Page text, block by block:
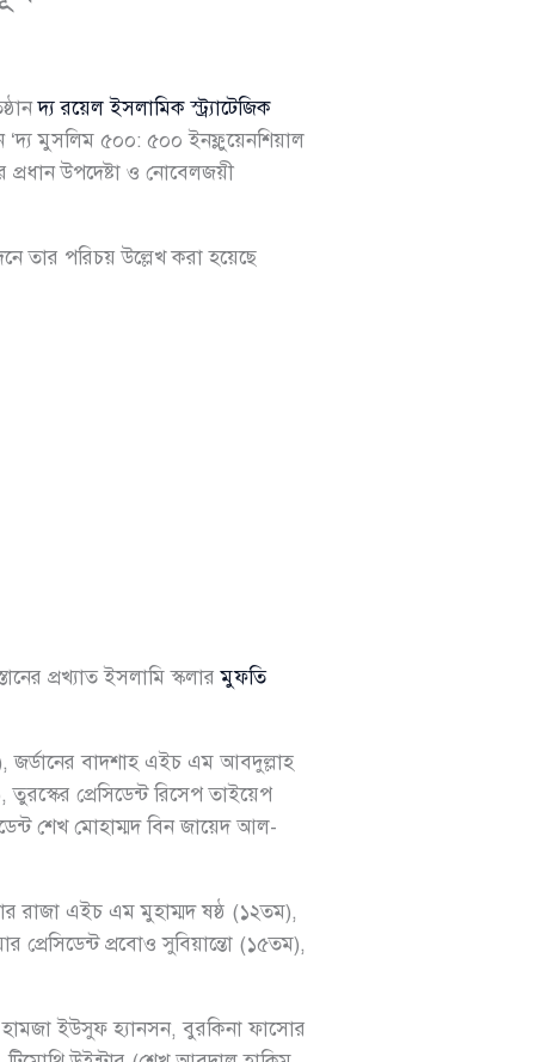
দ্য রয়েল ইসলামিক স্ট্র্যাটেজিক
মুসলিম ৫০০: ৫০০ ইনফ্লুয়েনশিয়াল
প্রধান উপদেষ্টা ও নোবেলজয়ী
তার পরিচয় উল্লেখ করা হয়েছে
প্রখ্যাত ইসলামি স্কলারমুফতি
জর্ডানের বাদশাহ এইচ এম আবদুল্লাহ
প্রেসিডেন্ট রিসেপ তাইয়েপ
শেখ মোহাম্মদ বিন জায়েদ আল-
রাজা এইচ এম মুহাম্মদ ষষ্ঠ (১২তম),
প্রবোও সুবিয়ান্তো (১৫তম),
হামজা ইউসুফ হ্যানসন, বুরকিনা ফাসোর